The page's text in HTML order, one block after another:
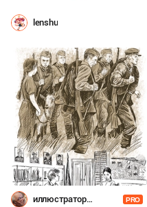
lenshu
иллюстратор
PRO